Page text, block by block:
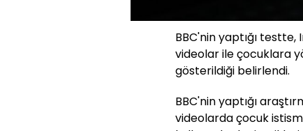
BBC'nin yaptığı
videolar ile çocuklara
gösterildiği belirlendi.
BBC'nin yaptığı
videolarda çocuk